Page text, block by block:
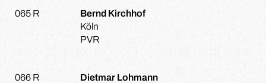
065 R
Bernd Kirchhof
Köln
PVR
066 R
Dietmar Lohmann